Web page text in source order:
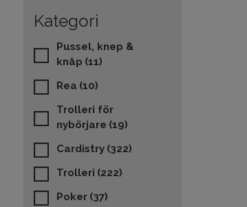
Kategori
Pussel, knep &
knåp (11)
Rea (10)
Trolleri för
nybörjare (19)
Cardistry (322)
Trolleri (222)
Poker (37)